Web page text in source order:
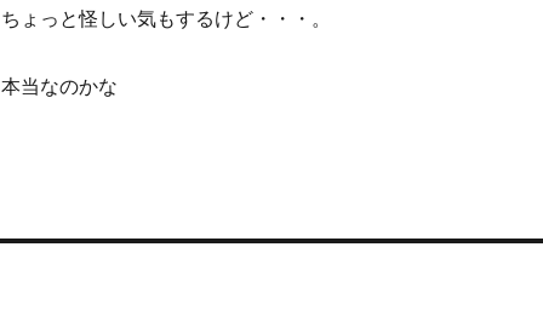
ちょっと怪しい気もするけど・・・。
本当なのかな